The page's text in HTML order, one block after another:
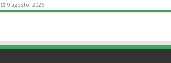
9 agosto, 2026